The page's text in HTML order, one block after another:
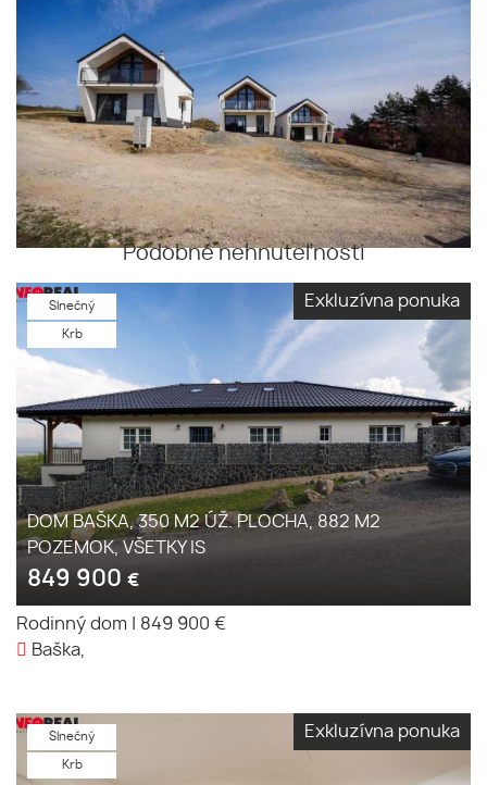
Podobné nehnuteľnosti
Exkluzívna ponuka
Slnečný
Krb
DOM BAŠKA, 350 M2 ÚŽ. PLOCHA, 882 M2
POZEMOK, VŠETKY IS
849 900 €
Rodinný dom
849 900 €
Baška,
Exkluzívna ponuka
Slnečný
Krb